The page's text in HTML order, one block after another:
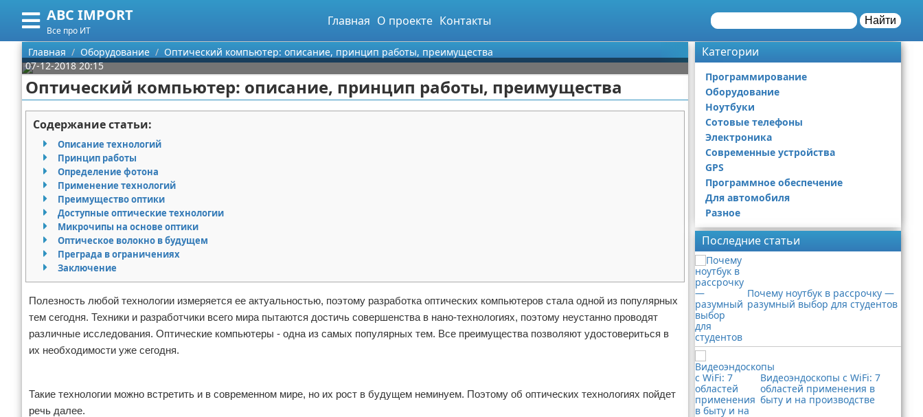
ABC IMPORT
Все про ИТ
Главная О проекте Контакты Найти
Меню
Главная
Категории
Программирование
Оборудование
Ноутбуки
Сотовые телефоны
Электроника
Современные устройства
GPS
Программное обеспечение
Для автомобиля
Разное
Поиск
О проекте
Контакты
Сотрудничество
Размещение рекламы
Для правообладателей
Условия предоставления информации
Отказ от ответственности
Главная Оборудование
Оптический компьютер: описание, принцип работы, преимущества
07-12-2018 20:15
Оптический компьютер: описание, принцип работы, преимущества
Содержание статьи:
Описание технологий
Принцип работы
Определение фотона
Применение технологий
Преимущество оптики
Доступные оптические технологии
Микрочипы на основе оптики
Оптическое волокно в будущем
Преграда в ограничениях
Заключение
Полезность любой технологии измеряется ее актуальностью, поэтому разработка оптических компьютеров стала одной из популярных
тем сегодня. Техники и разработчики всего мира пытаются достичь совершенства в нано-технологиях, поэтому неустанно проводят
различные исследования. Оптические компьютеры - одна из самых популярных тем. Все преимущества позволяют удостовериться в
их необходимости уже сегодня.
Такие технологии можно встретить и в современном мире, но их рост в будущем неминуем. Поэтому об оптических технологиях пойдет
речь далее.
Категории
Программирование
Оборудование
Ноутбуки
Сотовые телефоны
Электроника
Современные устройства
GPS
Программное обеспечение
Для автомобиля
Разное
Последние статьи
Почему ноутбук в рассрочку —
разумный выбор для студентов
Видеоэндоскопы с WiFi: 7
областей применения в
быту и на производстве